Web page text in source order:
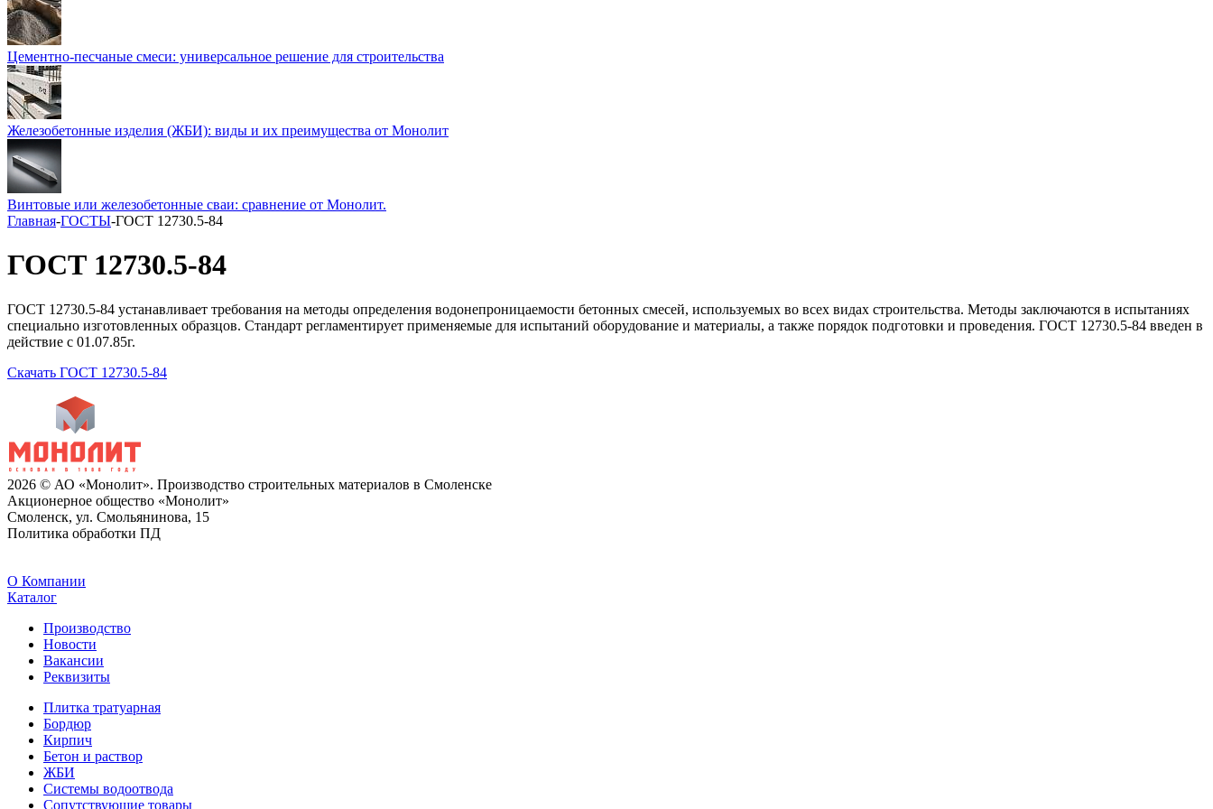
Цементно-песчаные смеси: универсальное решение для строительства
Железобетонные изделия (ЖБИ): виды и их преимущества от Монолит
Винтовые или железобетонные сваи: сравнение от Монолит.
Главная-ГОСТЫ-ГОСТ 12730.5-84
ГОСТ 12730.5-84
ГОСТ 12730.5-84 устанавливает требования на методы определения водонепроницаемости бетонных смесей, используемых во всех видах строительства. Методы заключаются в испытаниях
специально изготовленных образцов. Стандарт регламентирует применяемые для испытаний оборудование и материалы, а также порядок подготовки и проведения. ГОСТ 12730.5-84 введен в
действие с 01.07.85г.
Скачать ГОСТ 12730.5-84
2026 © АО «Монолит». Производство строительных материалов в Смоленске
Акционерное общество «Монолит»
Смоленск, ул. Смольянинова, 15
Политика обработки ПД
O Компании
Каталог
Производство
Новости
Вакансии
Реквизиты
Плитка тратуарная
Бордюр
Кирпич
Бетон и раствор
ЖБИ
Системы водоотвода
Сопутствующие товары